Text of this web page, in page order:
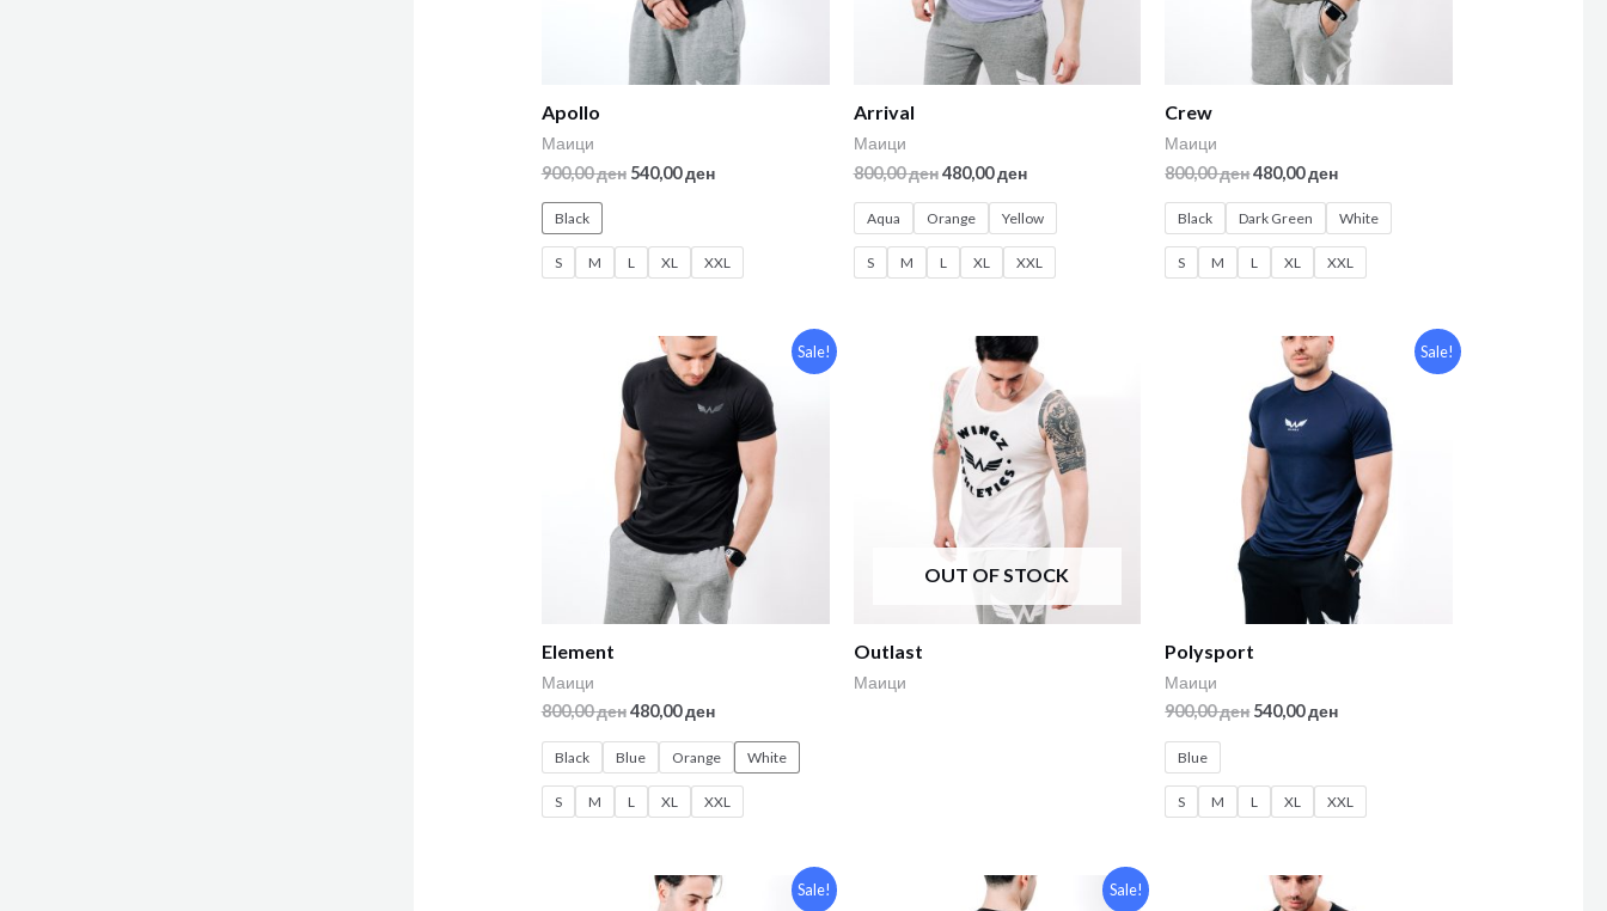
Apollo
Маици
900,00ден 540,00ден
Black
S M L XL XXL
Arrival
Маици
800,00ден 480,00ден
Aqua Orange Yellow
S M L XL XXL
Crew
Маици
800,00ден480,00ден
Black Dark Green White
S M L XL XXL
Sale!
Element
Маици
800,00ден480,00ден
Black Blue Orange White
S M L XL XXL
OUT OF STOCK
Outlast
Маици
Sale!
Polysport
Маици
900,00ден 540,00ден
Blue
S M L XL XXL
Sale! Sale!